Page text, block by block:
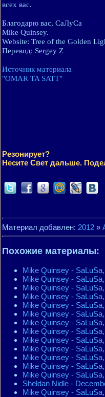
всех вас.
Благодарю вас, СаЛуСа
Mike Quinsey.
Website: Tree of the Golden
Перевод: Sergey Z
Источник материала
"OMAR TA SATT"
Резонирует?
Несите Свет дальше.
Материал добавлен: 2012 »
Похожие материалы:
Mike Quinsey -
Mike Quinsey -
Mike Quinsey -
Mike Quinsey -
Mike Quinsey -
Mike Quinsey -
Mike Quinsey -
Mike Quinsey -
Mike Quinsey -
Mike Quinsey -
Mike Quinsey -
Mike Quinsey -
Mike Quinsey -
Sheldan Nidle -
Mike Quinsey -